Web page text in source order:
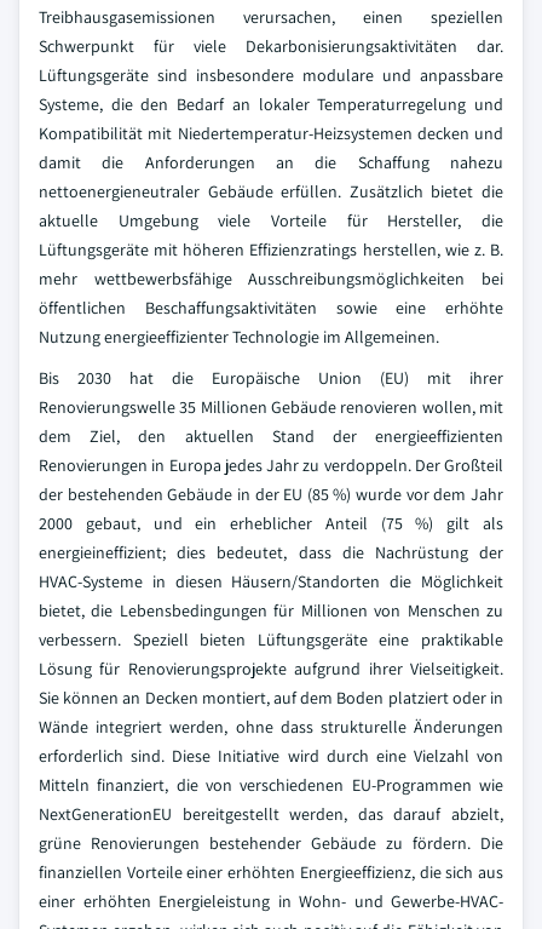
Treibhausgasemissionen verursachen, einen speziellen
Schwerpunkt für viele Dekarbonisierungsaktivitäten dar.
Lüftungsgeräte sind insbesondere modulare und anpassbare
Systeme, die den Bedarf an lokaler Temperaturregelung und
Kompatibilität mit Niedertemperatur-Heizsystemen decken und
damit die Anforderungen an die Schaffung nahezu
nettoenergieneutraler Gebäude erfüllen. Zusätzlich bietet die
aktuelle Umgebung viele Vorteile für Hersteller, die
Lüftungsgeräte mit höheren Effizienzratings herstellen, wie z. B.
mehr wettbewerbsfähige Ausschreibungsmöglichkeiten bei
öffentlichen Beschaffungsaktivitäten sowie eine erhöhte
Nutzung energieeffizienter Technologie im Allgemeinen.
Bis 2030 hat die Europäische Union (EU) mit ihrer
Renovierungswelle 35 Millionen Gebäude renovieren wollen, mit
dem Ziel, den aktuellen Stand der energieeffizienten
Renovierungen in Europa jedes Jahr zu verdoppeln. Der Großteil
der bestehenden Gebäude in der EU (85 %) wurde vor dem Jahr
2000 gebaut, und ein erheblicher Anteil (75 %) gilt als
energieineffizient; dies bedeutet, dass die Nachrüstung der
HVAC-Systeme in diesen Häusern/Standorten die Möglichkeit
bietet, die Lebensbedingungen für Millionen von Menschen zu
verbessern. Speziell bieten Lüftungsgeräte eine praktikable
Lösung für Renovierungsprojekte aufgrund ihrer Vielseitigkeit.
Sie können an Decken montiert, auf dem Boden platziert oder in
Wände integriert werden, ohne dass strukturelle Änderungen
erforderlich sind. Diese Initiative wird durch eine Vielzahl von
Mitteln finanziert, die von verschiedenen EU-Programmen wie
NextGenerationEU bereitgestellt werden, das darauf abzielt,
grüne Renovierungen bestehender Gebäude zu fördern. Die
finanziellen Vorteile einer erhöhten Energieeffizienz, die sich aus
einer erhöhten Energieleistung in Wohn- und Gewerbe-HVAC-